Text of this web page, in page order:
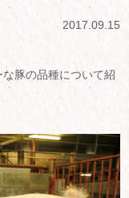
2017.09.15
豚の品種について紹